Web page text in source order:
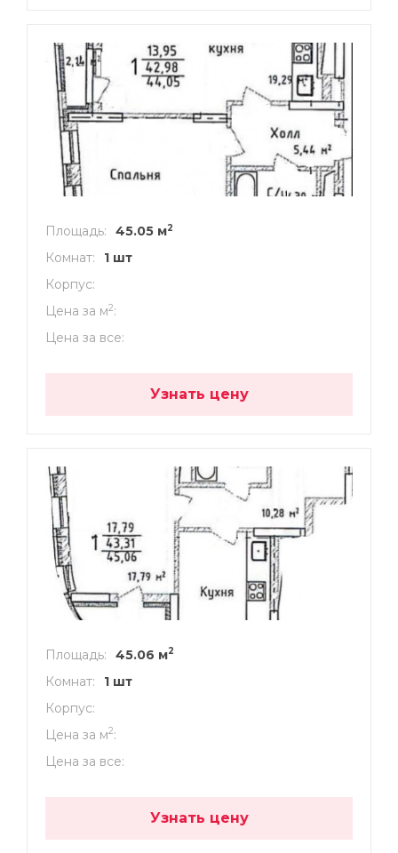
Площадь 45.05 м2
Комнат
1 шт
Корпус
Цена за м2
Цена за все
Узнать цену
Площадь 45.06 м2
Комнат
1 шт
Корпус
Цена за м2
Цена за все
Узнать цену